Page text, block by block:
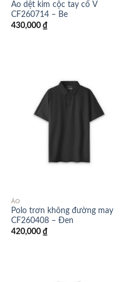
Áo dệt kim cộc tay cổ V
CF260714 – Be
430,000 ₫
ÁO
Polo trơn không đường may
CF260408 – Đen
420,000 ₫